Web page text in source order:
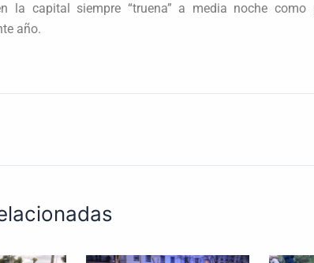
la capital siempre “truena” a media noche
año.